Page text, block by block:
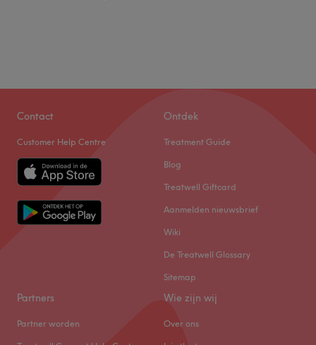
Contact
Customer Help Centre
Ontdek
Treatment Guide
Blog
Treatwell Giftcard
Aanmelden nieuwsbrief
Wiki
De Treatwell Glossary
Sitemap
Partners
Partner worden
Wie zijn wij
Over ons